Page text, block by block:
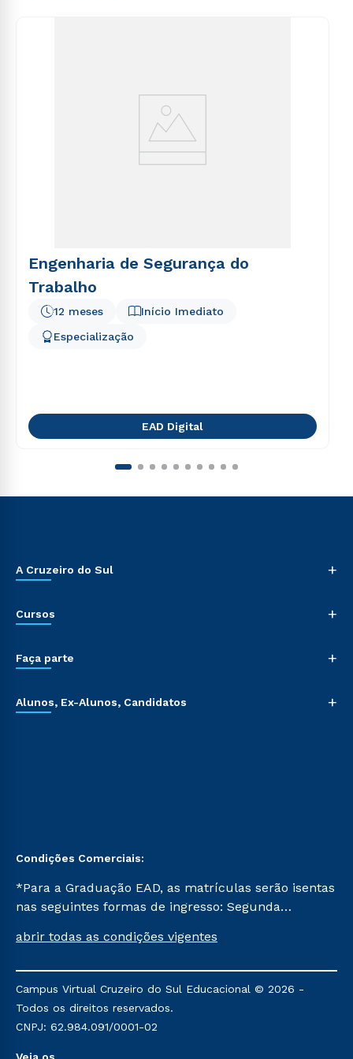
Engenharia de Segurança do
Trabalho
Início Imediato
12 meses
Especialização
EAD Digital
A Cruzeiro do Sul +
Cursos +
Faça parte +
Alunos, Ex-Alunos, Candidatos +
Condições Comerciais:
*Para a Graduação EAD, as matrículas serão isentas
nas seguintes formas de ingresso: Segunda
Já para as demais, a taxa de matrícula será de R$
mencionadas são referentes aos cursos: Ensino
Religioso, Geografia para a Docência e Metodologia
do Ensino de História: Questões Atuais.
abrir todas as condições vigentes
Campus Virtual Cruzeiro do Sul Educacional © 2026 -
Todos os direitos reservados.
CNPJ: 62.984.091/0001-02